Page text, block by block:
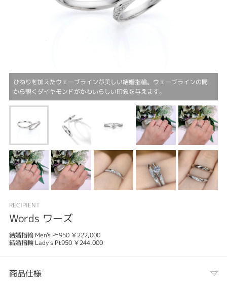
ひねりを加えたウェーブラインが美しい結婚指輪。ウェーブラインの間
から覗くダイヤモンドがかわいらしい印象を与えます。
RECIPIENT
Words ワーズ
結婚指輪 Men's Pt950 ￥222,000
結婚指輪 Lady's Pt950 ￥244,000
商品仕様